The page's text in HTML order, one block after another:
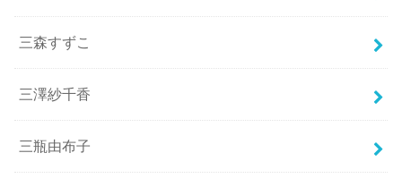
三森すずこ
三澤紗千香
三瓶由布子